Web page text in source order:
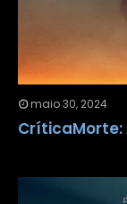
maio 30, 2024
CríticaMorte: